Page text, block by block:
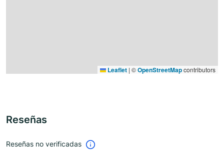
Leaflet | ©OpenStreetMapcontributors
Reseñas
Reseñas no verificadas